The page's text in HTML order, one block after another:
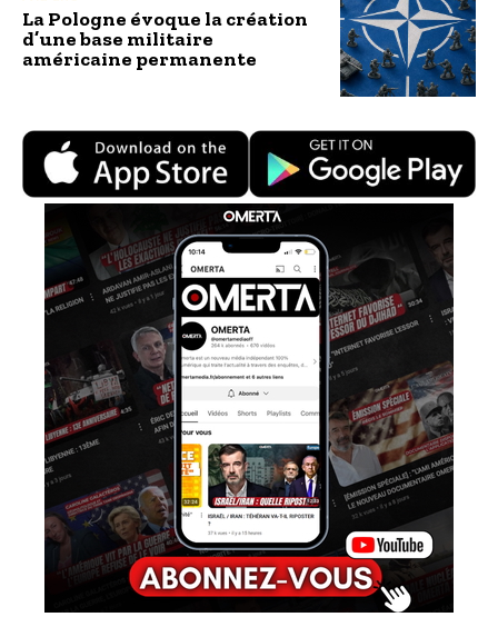
La Pologne évoque la création
d’une base militaire
américaine permanente